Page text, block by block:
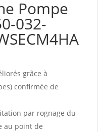
Pompe
032-
grâce à
confirmée de
par rognage du
au point de